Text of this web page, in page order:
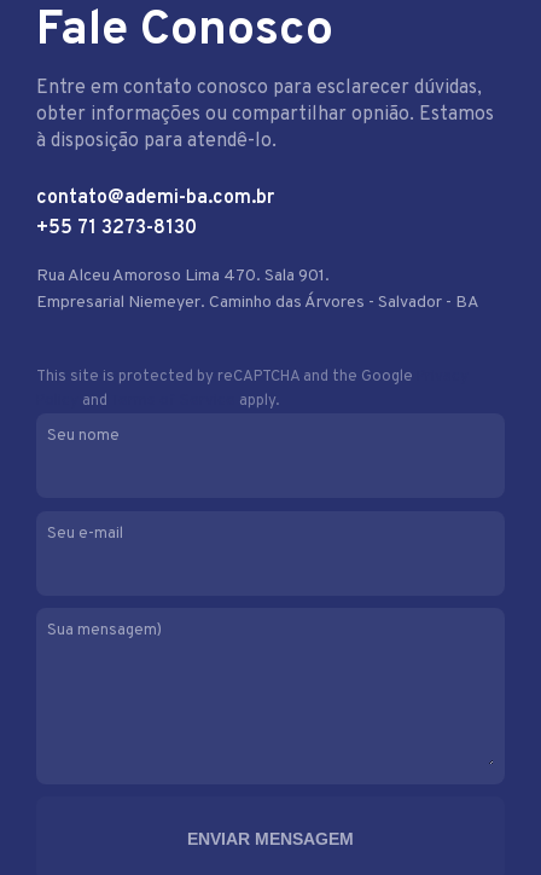
Fale Conosco
Entre em contato conosco para esclarecer dúvidas,
obter informações ou compartilhar opnião. Estamos
à disposição para atendê-lo.
contato@ademi-ba.com.br
+55 71 3273-8130
Rua Alceu Amoroso Lima 470. Sala 901.
Empresarial Niemeyer. Caminho das Árvores - Salvador - BA
This site is protected by reCAPTCHA and the Google
and
apply.
Seu nome
Seu e-mail
Sua mensagem)